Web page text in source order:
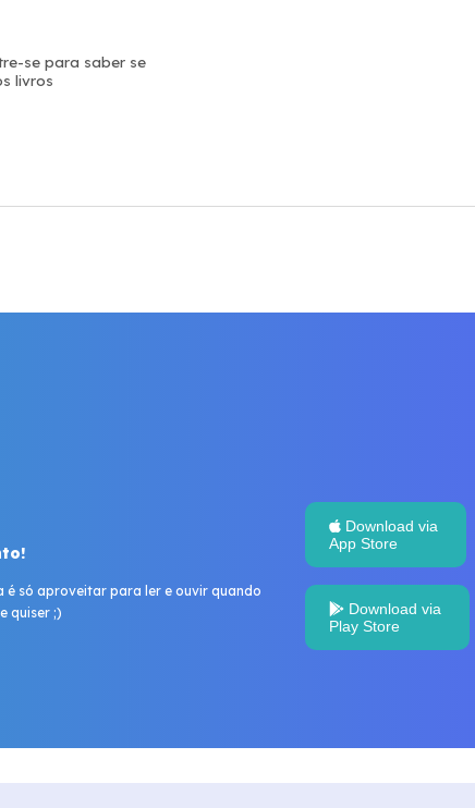
se para saber se
livros
é só aproveitar para ler e ouvir quando
quiser ;)
Download via
App Store
Download via
Play Store